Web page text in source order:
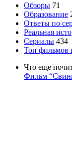
Обзоры 71
Образование
Ответы по
Реальная
Сериалы 434
Топ фильмов
Что еще
Фильм